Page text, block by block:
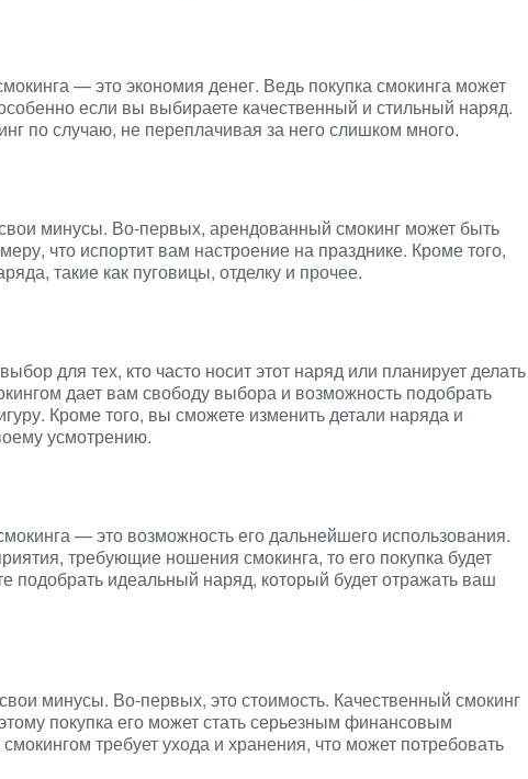
— это экономия денег. Ведь покупка смокинга может
если вы выбираете качественный и стильный наряд.
по случаю, не переплачивая за него слишком много.
минусы. Во-первых, арендованный смокинг может быть
что испортит вам настроение на празднике. Кроме того,
такие как пуговицы, отделку и прочее.
для тех, кто часто носит этот наряд или планирует делать
дает вам свободу выбора и возможность подобрать
Кроме того, вы сможете изменить детали наряда и
усмотрению.
— это возможность его дальнейшего использования.
требующие ношения смокинга, то его покупка будет
подобрать идеальный наряд, который будет отражать ваш
минусы. Во-первых, это стоимость. Качественный смокинг
покупка его может стать серьезным финансовым
требует ухода и хранения, что может потребовать